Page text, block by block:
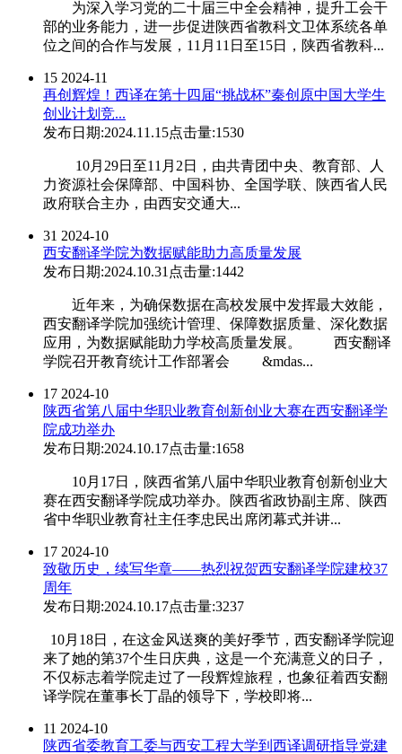
为深入学习党的二十届三中全会精神，提升工会干
部的业务能力，进一步促进陕西省教科文卫体系统各单
位之间的合作与发展，11月11日至15日，陕西省教科...
15 2024-11
再创辉煌！西译在第十四届“挑战杯”秦创原中国大学生
创业计划竞...
发布日期:2024.11.15点击量:1530
10月29日至11月2日，由共青团中央、教育部、人
力资源社会保障部、中国科协、全国学联、陕西省人民
政府联合主办，由西安交通大...
31 2024-10
西安翻译学院为数据赋能助力高质量发展
发布日期:2024.10.31 点击量:1442
近年来，为确保数据在高校发展中发挥最大效能，
西安翻译学院加强统计管理、保障数据质量、深化数据
应用，为数据赋能助力学校高质量发展。 西安翻译
学院召开教育统计工作部署会 &mdas...
17 2024-10
陕西省第八届中华职业教育创新创业大赛在西安翻译学
院成功举办
发布日期:2024.10.17点击量:1658
10月17日，陕西省第八届中华职业教育创新创业大
赛在西安翻译学院成功举办。陕西省政协副主席、陕西
省中华职业教育社主任李忠民出席闭幕式并讲...
17 2024-10
致敬历史，续写华章——热烈祝贺西安翻译学院建校37
周年
发布日期:2024.10.17点击量:3237
10月18日，在这金风送爽的美好季节，西安翻译学院迎
来了她的第37个生日庆典，这是一个充满意义的日子，
不仅标志着学院走过了一段辉煌旅程，也象征着西安翻
译学院在董事长丁晶的领导下，学校即将...
11 2024-10
陕西省委教育工委与西安工程大学到西译调研指导党建